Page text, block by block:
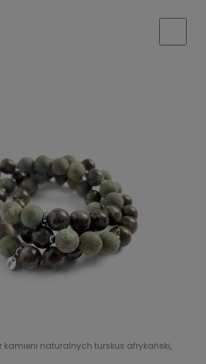
kamieni naturalnych turskus afrykański,